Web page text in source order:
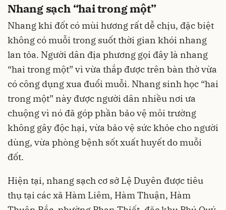
Nhang sạch “hai trong một”
Nhang khi đốt có mùi hương rất dễ chịu, đặc biệt
không có muỗi trong suốt thời gian khói nhang
lan tỏa. Người dân địa phương gọi đây là nhang
“hai trong một” vì vừa thắp được trên bàn thờ vừa
có công dụng xua đuổi muỗi. Nhang sinh học “hai
trong một” này được người dân nhiều nơi ưa
chuộng vì nó đã góp phần bảo vệ môi trường
không gây độc hại, vừa bảo vệ sức khỏe cho người
dùng, vừa phòng bệnh sốt xuất huyết do muỗi
đốt.
Hiện tại, nhang sạch cơ sở Lệ Duyên được tiêu
thụ tại các xã Hàm Liêm, Hàm Thuận, Hàm